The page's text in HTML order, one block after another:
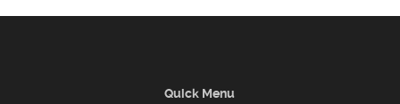
Quick Menu